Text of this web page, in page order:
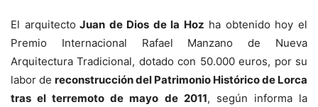
El arquitecto Juan de Dios de la Hoz ha obtenido hoy el
Premio Internacional Rafael Manzano de Nueva
Arquitectura Tradicional, dotado con 50.000 euros, por su
labor de reconstrucción del Patrimonio Histórico de Lorca
tras el terremoto de mayo de 2011, según informa la